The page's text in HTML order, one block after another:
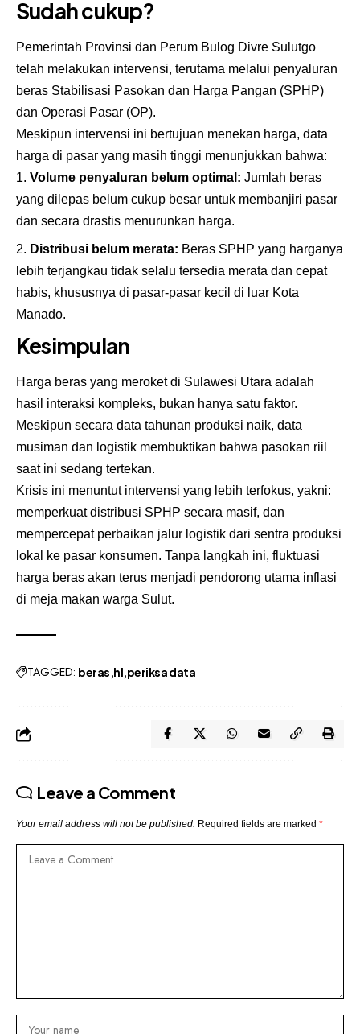
Sudah cukup?
Pemerintah Provinsi dan Perum Bulog Divre Sulutgo
telah melakukan intervensi, terutama melalui penyaluran
beras Stabilisasi Pasokan dan Harga Pangan (SPHP)
dan Operasi Pasar (OP).
Meskipun intervensi ini bertujuan menekan harga, data
harga di pasar yang masih tinggi menunjukkan bahwa:
Volume penyaluran belum optimal: Jumlah beras
yang dilepas belum cukup besar untuk membanjiri pasar
dan secara drastis menurunkan harga.
Distribusi belum merata: Beras SPHP yang harganya
lebih terjangkau tidak selalu tersedia merata dan cepat
habis, khususnya di pasar-pasar kecil di luar Kota
Manado.
Kesimpulan
Harga beras yang meroket di Sulawesi Utara adalah
hasil interaksi kompleks, bukan hanya satu faktor.
Meskipun secara data tahunan produksi naik, data
musiman dan logistik membuktikan bahwa pasokan riil
saat ini sedang tertekan.
Krisis ini menuntut intervensi yang lebih terfokus, yakni:
memperkuat distribusi SPHP secara masif, dan
mempercepat perbaikan jalur logistik dari sentra produksi
lokal ke pasar konsumen. Tanpa langkah ini, fluktuasi
harga beras akan terus menjadi pendorong utama inflasi
di meja makan warga Sulut.
TAGGED: beras hl periksa data
Leave a Comment
Your email address will not be published. Required fields are marked *